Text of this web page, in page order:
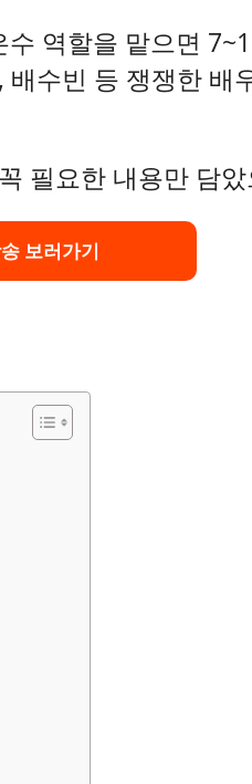
역할을 맡으면
수빈 등 쟁쟁한 배
필요한 내용만 담
보러가기